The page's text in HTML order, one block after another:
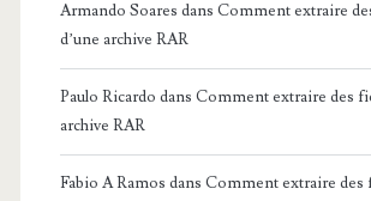
Armando Soares dans Comment extraire
d’une archive RAR
Paulo Ricardo dans Comment extraire des
archive RAR
Fabio A Ramos dans Comment extraire des